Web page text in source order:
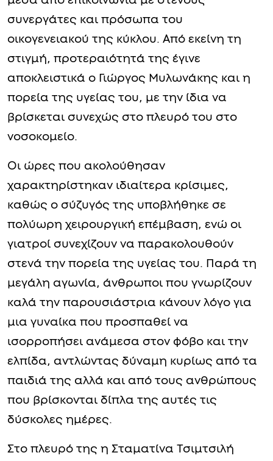
συνεργάτες και πρόσωπα του
οικογενειακού της κύκλου. Από εκείνη τη
στιγμή, προτεραιότητά της έγινε
αποκλειστικά ο Γιώργος Μυλωνάκης και η
πορεία της υγείας του, με την ίδια να
βρίσκεται συνεχώς στο πλευρό του στο
νοσοκομείο.
Οι ώρες που ακολούθησαν
χαρακτηρίστηκαν ιδιαίτερα κρίσιμες,
καθώς ο σύζυγός της υποβλήθηκε σε
πολύωρη χειρουργική επέμβαση, ενώ οι
γιατροί συνεχίζουν να παρακολουθούν
στενά την πορεία της υγείας του. Παρά τη
μεγάλη αγωνία, άνθρωποι που γνωρίζουν
καλά την παρουσιάστρια κάνουν λόγο για
μια γυναίκα που προσπαθεί να
ισορροπήσει ανάμεσα στον φόβο και την
ελπίδα, αντλώντας δύναμη κυρίως από τα
παιδιά της αλλά και από τους ανθρώπους
που βρίσκονται δίπλα της αυτές τις
δύσκολες ημέρες.
Στο πλευρό της η Σταματίνα Τσιμτσιλή